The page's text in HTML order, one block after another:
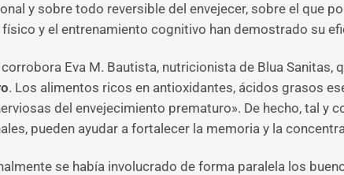
y sobre todo reversible del envejecer, sobre el que
y el entrenamiento cognitivo han demostrado su
corrobora Eva M. Bautista, nutricionista de Blua
. Los alimentos ricos en antioxidantes, ácidos grasos
del envejecimiento prematuro». De hecho, tal y
pueden ayudar a fortalecer la memoria y la
se había involucrado de forma paralela los